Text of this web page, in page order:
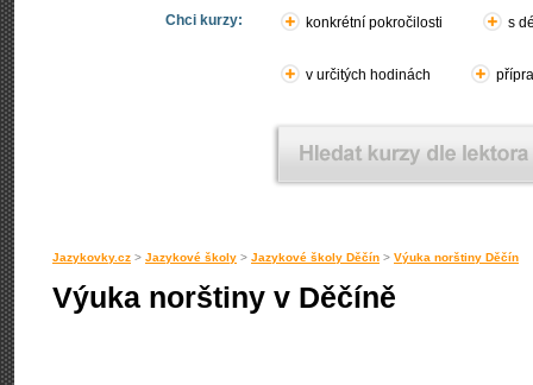
Chci kurzy: konkrétní pokročilosti s
v určitých hodinách
Jazykovky.cz > Jazykové školy > Jazykové školy Děčín > Výuka norštiny Děčín
Výuka norštiny v Děčíně